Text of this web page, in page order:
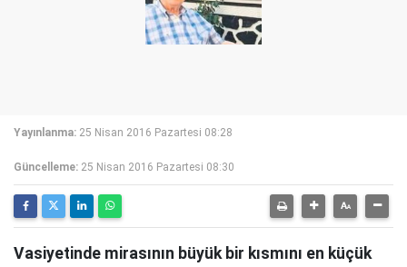
Yayınlanma: 25 Nisan 2016 Pazartesi 08:28
Güncelleme: 25 Nisan 2016 Pazartesi 08:30
Vasiyetinde mirasının büyük bir kısmını en küçük